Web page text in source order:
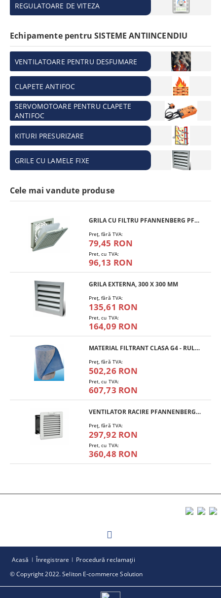
REGULATOARE DE VITEZA
Echipamente pentru SISTEME ANTIINCENDIU
VENTILATOARE PENTRU DESFUMARE
CLAPETE ANTIFOC
SERVOMOTOARE PENTRU CLAPETE
ANTIFOC
KITURI PRESURIZARE
GRILE CU LAMELE FIXE
Cele mai vandute produse
GRILA CU FILTRU PFANNENBERG PFA 10.000
Preţ, fără TVA:
79,45 RON
Pret, cu TVA:
96,13 RON
GRILA EXTERNA, 300 X 300 MM
Preţ, fără TVA:
135,61 RON
Pret, cu TVA:
164,09 RON
MATERIAL FILTRANT CLASA G4 - RULOU
Preţ, fără TVA:
502,26 RON
Pret, cu TVA:
607,73 RON
VENTILATOR RACIRE PFANNENBERG PF 11.000
Preţ, fără TVA:
297,92 RON
Pret, cu TVA:
360,48 RON
© Copyright 2022. Seliton E-commerce Solution
Acasă Înregistrare Procedură reclamaţii